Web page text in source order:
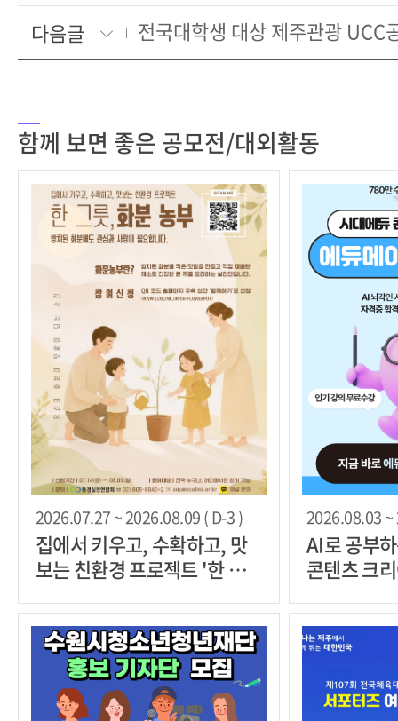
다음글
전국대학생 대상 제주관광 UCC
함께 보면 좋은 공모전/대외활동
2026.07.27 ~ 2026.08.09 ( D-3 )
집에서 키우고, 수확하고, 맛
보는 친환경 프로젝트 '한 그
2026.08.03 ~
AI로 공부
콘텐츠 크